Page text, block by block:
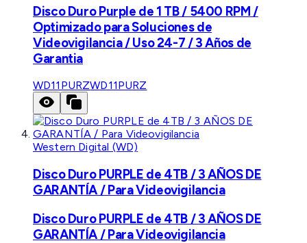
Disco Duro Purple de 1 TB / 5400 RPM /
Optimizado para Soluciones de
Videovigilancia / Uso 24-7 / 3 Años de
Garantia
WD11PURZWD11PURZ
Western Digital (WD)
Disco Duro PURPLE de 4TB / 3 AÑOS DE
GARANTÍA / Para Videovigilancia
Disco Duro PURPLE de 4TB / 3 AÑOS DE
GARANTÍA / Para Videovigilancia